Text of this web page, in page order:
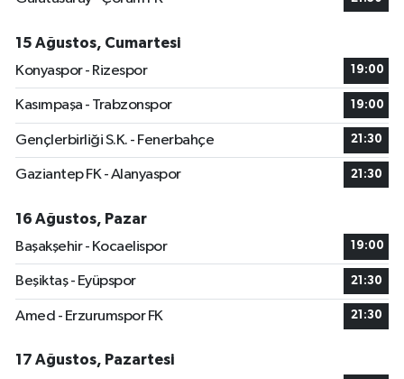
15 Ağustos, Cumartesi
Konyaspor - Rizespor
19:00
Kasımpaşa - Trabzonspor 19:00
Gençlerbirliği S.K. - Fenerbahçe 21:30
Gaziantep FK - Alanyaspor 21:30
16 Ağustos, Pazar
Başakşehir - Kocaelispor
19:00
Beşiktaş - Eyüpspor 21:30
Amed - Erzurumspor FK 21:30
17 Ağustos, Pazartesi